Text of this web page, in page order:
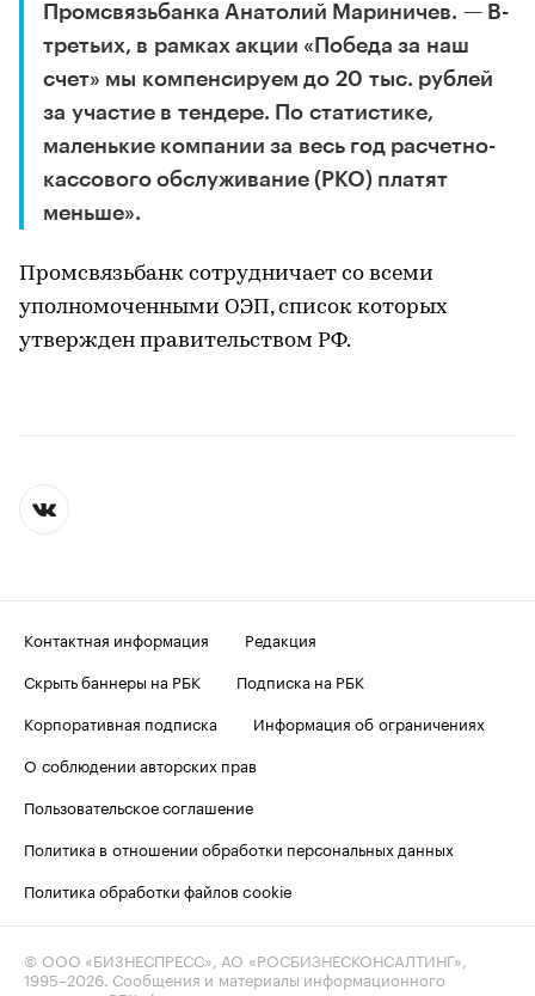
Промсвязьбанка Анатолий Мариничев. — В-
третьих, в рамках акции «Победа за наш
счет» мы компенсируем до 20 тыс. рублей
за участие в тендере. По статистике,
маленькие компании за весь год расчетно-
кассового обслуживание (РКО) платят
меньше».
Промсвязьбанк сотрудничает со всеми
уполномоченными ОЭП, список которых
утвержден правительством РФ.
Контактная информация
Редакция
Скрыть баннеры на РБК
Подписка на РБК
Корпоративная подписка
Информация об ограничениях
О соблюдении авторских прав
Пользовательское соглашение
Политика в отношении обработки персональных данных
Политика обработки файлов cookie
© ООО «БИЗНЕСПРЕСС», АО «РОСБИЗНЕСКОНСАЛТИНГ»,
1995–2026. Сообщения и материалы информационного